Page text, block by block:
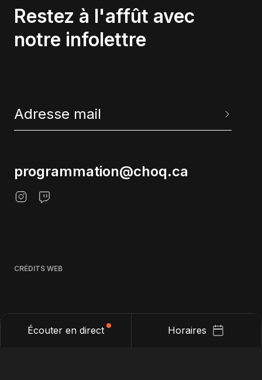
Écouter en direct Horaires
Restez à l'affût avec
notre infolettre
programmation@choq.ca
CRÉDITS WEB